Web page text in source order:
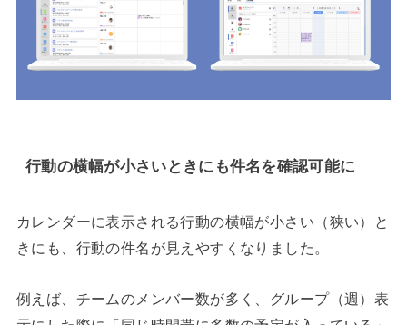
行動の横幅が小さいときにも件名を確認可能に
カレンダーに表示される行動の横幅が小さい（狭い）と
きにも、行動の件名が見えやすくなりました。
例えば、チームのメンバー数が多く、グループ（週）表